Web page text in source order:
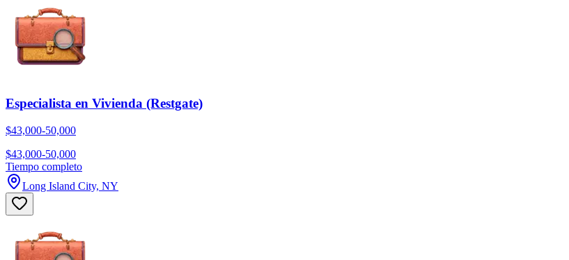
Especialista en Vivienda (Restgate)
$43,000-50,000
$43,000-50,000
Tiempo completo
Long Island City, NY